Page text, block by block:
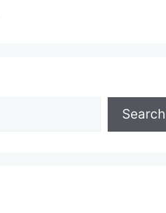
Search